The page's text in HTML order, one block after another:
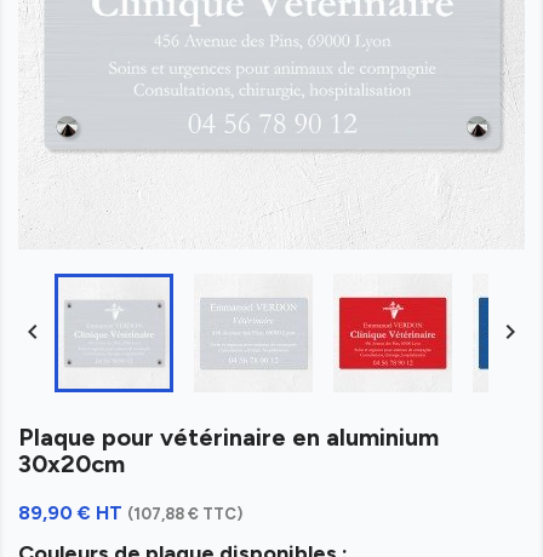
 
Plaque pour vétérinaire en aluminium
30x20cm
89,90 € HT (107,88 € TTC)